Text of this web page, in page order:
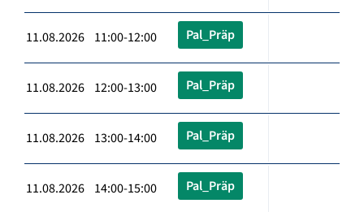
11.08.2026 11:00-12:00 Pal_Präp
11.08.2026 12:00-13:00 Pal_Präp
11.08.2026 13:00-14:00 Pal_Präp
11.08.2026 14:00-15:00 Pal_Präp